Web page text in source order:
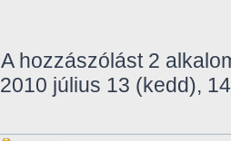
A hozzászólást 2
2010 július 13 (kedd),